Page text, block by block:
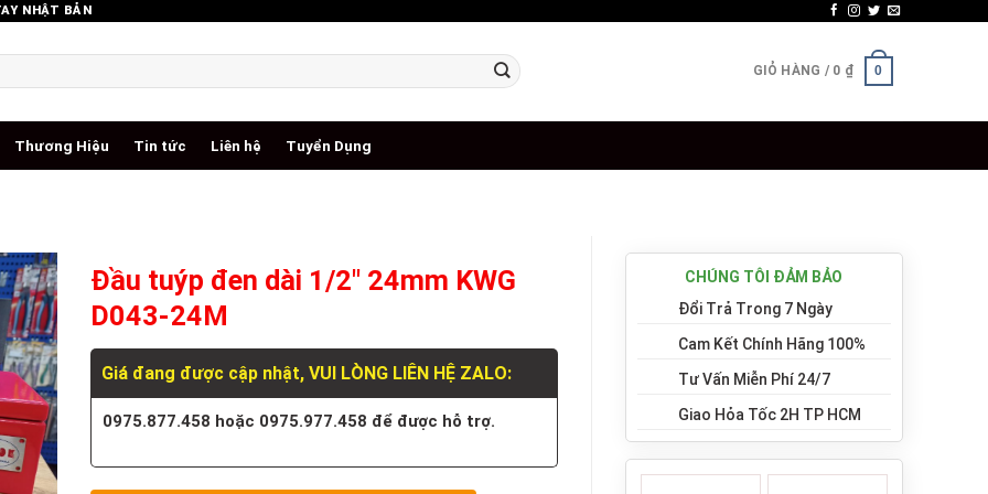
NHẬT BẢN
GIỎ HÀNG / 0 ₫ 0
Thương Hiệu Tin tức Liên hệ Tuyển Dụng
CHÚNG TÔI ĐẢM BẢO
Đổi Trả Trong 7 Ngày
Cam Kết Chính Hãng 100%
Tư Vấn Miễn Phí 24/7
Giao Hỏa Tốc 2H TP HCM
Đầu tuýp đen dài 1/2″ 24mm KWG
D043-24M
Giá đang được cập nhật, VUI LÒNG LIÊN HỆ ZALO:
0975.877.458 hoặc 0975.977.458 để được hỗ trợ.